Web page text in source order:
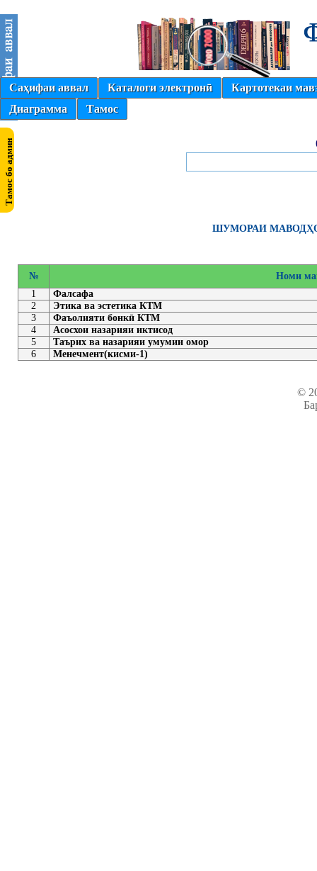
Саҳифаи аввал Каталоги электронӣ
Картотекаи
Диаграмма
Тамос
ШУМОРАИ
№
Номи
1
Фалсафа
2
Этика ва эстетика КТМ
3
Фаъолияти бонкӣ КТМ
4
Асосхои назарияи иктисод
5
Таърих ва назарияи умумии омор
6
Менечмент(кисми-1)
©